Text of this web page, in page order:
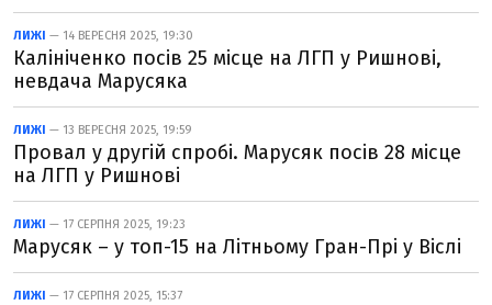
ЛИЖІ — 14 ВЕРЕСНЯ 2025, 19:30
Калініченко посів 25 місце на ЛГП у Ришнові,
невдача Марусяка
ЛИЖІ — 13 ВЕРЕСНЯ 2025, 19:59
Провал у другій спробі. Марусяк посів 28 місце
на ЛГП у Ришнові
ЛИЖІ — 17 СЕРПНЯ 2025, 19:23
Марусяк – у топ-15 на Літньому Гран-Прі у Віслі
ЛИЖІ — 17 СЕРПНЯ 2025, 15:37